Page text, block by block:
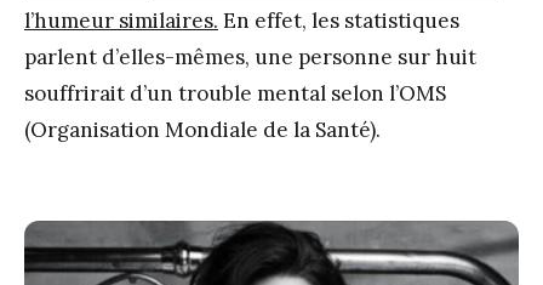
l’humeur similaires. En effet, les statistiques
parlent d’elles-mêmes, une personne sur huit
souffrirait d’un trouble mental selon l’OMS
(Organisation Mondiale de la Santé).